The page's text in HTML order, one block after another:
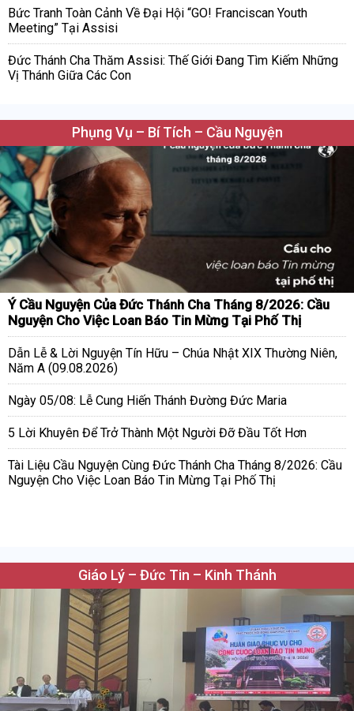
Bức Tranh Toàn Cảnh Về Đại Hội “GO! Franciscan Youth
Meeting” Tại Assisi
Đức Thánh Cha Thăm Assisi: Thế Giới Đang Tìm Kiếm Những
Vị Thánh Giữa Các Con
Phụng Vụ – Bí Tích – Cầu Nguyện
Ý Cầu Nguyện Của Đức Thánh Cha Tháng 8/2026: Cầu
Nguyện Cho Việc Loan Báo Tin Mừng Tại Phố Thị
Dẫn Lễ & Lời Nguyện Tín Hữu – Chúa Nhật XIX Thường Niên,
Năm A (09.08.2026)
Ngày 05/08: Lễ Cung Hiến Thánh Đường Đức Maria
5 Lời Khuyên Để Trở Thành Một Người Đỡ Đầu Tốt Hơn
Tài Liệu Cầu Nguyện Cùng Đức Thánh Cha Tháng 8/2026: Cầu
Nguyện Cho Việc Loan Báo Tin Mừng Tại Phố Thị
Giáo Lý – Đức Tin – Kinh Thánh